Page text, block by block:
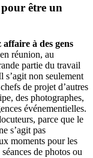
pour être un
à des gens
réunion, au
partie du travail
s’agit non seulement
de projet d’autres
des photographes,
événementielles.
parce que le
s’agit pas
moments pour les
de photos ou